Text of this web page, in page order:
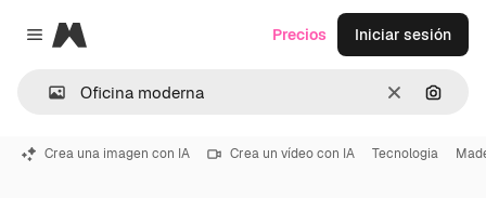
Close menu
Magnific
Borrar
Precios Iniciar sesión
Crea una imagen con IA Crea un vídeo con IA Tecnologia